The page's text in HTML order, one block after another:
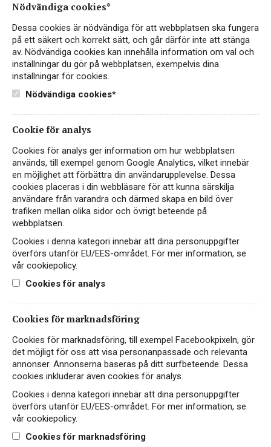
är certifierade enligt Fairtrade och/eller andra
hållbarhets-certifieringar, vilket säkerställer att
vinerna stödjer både människor och plats.
Moonlight Manor
VITT VIN
99 kr
Nödvändiga cookies*
Dessa cookies är nödvändiga för att webbplatsen ska fungera
på ett säkert och korrekt sätt, och går därför inte att stänga
av. Nödvändiga cookies kan innehålla information om val och
inställningar du gör på webbplatsen, exempelvis dina
inställningar för cookies.
Nödvändiga cookies*
Cookie för analys
Cookies för analys ger information om hur webbplatsen
används, till exempel genom Google Analytics, vilket innebär
en möjlighet att förbättra din användarupplevelse. Dessa
cookies placeras i din webbläsare för att kunna särskilja
användare från varandra och därmed skapa en bild över
trafiken mellan olika sidor och övrigt beteende på
webbplatsen.
Cookies i denna kategori innebär att dina personuppgifter
överförs utanför EU/EES-området. För mer information, se
vår cookiepolicy.
Cookies för analys
Cookies för marknadsföring
Cookies för marknadsföring, till exempel Facebookpixeln, gör
det möjligt för oss att visa personanpassade och relevanta
annonser. Annonserna baseras på ditt surfbeteende. Dessa
cookies inkluderar även cookies för analys.
Cookies i denna kategori innebär att dina personuppgifter
överförs utanför EU/EES-området. För mer information, se
vår cookiepolicy.
Cookies för marknadsföring